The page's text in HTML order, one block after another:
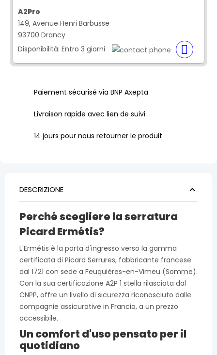
A2Pro
149, Avenue Henri Barbusse
93700 Drancy
Disponibilità: Entro 3 giorni
Paiement sécurisé via BNP Axepta
Livraison rapide avec lien de suivi
14 jours pour nous retourner le produit
DESCRIZIONE
Perché scegliere la serratura
Picard Ermétis?
L'Ermétis è la porta d'ingresso verso la gamma
certificata di Picard Serrures, fabbricante francese
dal 1721 con sede a Feuquières-en-Vimeu (Somme).
Con la sua certificazione A2P 1 stella rilasciata dal
CNPP, offre un livello di sicurezza riconosciuto dalle
compagnie assicurative in Francia, a un prezzo
accessibile.
Un comfort d'uso pensato per il
quotidiano